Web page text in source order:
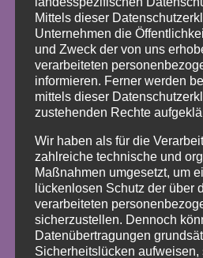
BLICK
Kreativer Kindertanz
Spielerisches
Musik, Rhythmus und
TanzKids (6–9 Jahre):
Choreografien,
einfache
TanzTeens (ab 10
Moves, aktuelle Musik
Ausdruckskraft.
Alle Kurse werden
gestaltet und fördern
Mittels dieser
Unternehmen die
und Zweck der von uns
verarbeiteten
informieren. Ferner werden
mittels dieser
zustehenden Rechte
Wir haben als für die
zahlreiche technische und
Maßnahmen umgesetzt, um
lückenlosen Schutz der über
verarbeiteten
sicherzustellen. Dennoch
Datenübertragungen
Sicherheitslücken